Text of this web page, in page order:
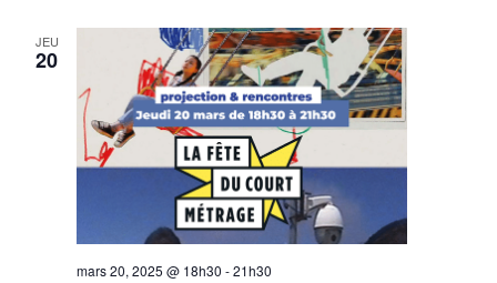
JEU
20
mars 20, 2025 @ 18h30 -21h30